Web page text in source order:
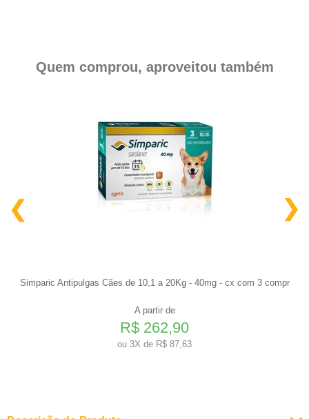
Quem comprou, aproveitou também
Simparic Antipulgas Cães de 10,1 a 20Kg - 40mg - cx com 3 compr
A partir de
R$ 262,90
ou 3X de R$ 87,63